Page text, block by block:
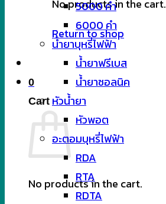
No products in the cart.
Return to shop
0
Cart
No products in the cart.
5000 คำ
6000 คำ
น้ำยาบุหรี่ไฟฟ้า
น้ำยาฟรีเบส
น้ำยาซอลนิค
หัวน้ำยา
หัวพอต
อะตอมบุหรี่ไฟฟ้า
RDA
RTA
RDTA